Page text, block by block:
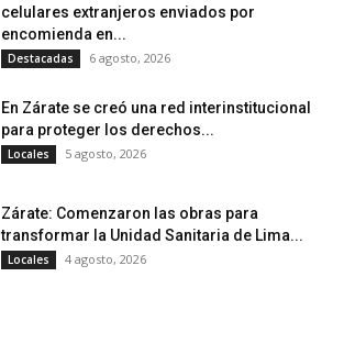
celulares extranjeros enviados por
encomienda en...
Destacadas 6 agosto, 2026
En Zárate se creó una red interinstitucional
para proteger los derechos...
Locales 5 agosto, 2026
Zárate: Comenzaron las obras para
transformar la Unidad Sanitaria de Lima...
Locales 4 agosto, 2026